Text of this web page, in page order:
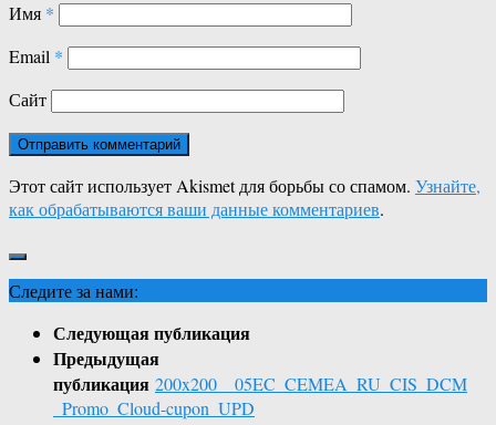
Имя *
Email *
Сайт
Этот сайт использует Akismet для борьбы со спамом. Узнайте,
как обрабатываются ваши данные комментариев.
Следите за нами:
Следующая публикация
Предыдущая
публикация 200x200__05EC_CEMEA_RU_CIS_DCM
_Promo_Cloud-cupon_UPD